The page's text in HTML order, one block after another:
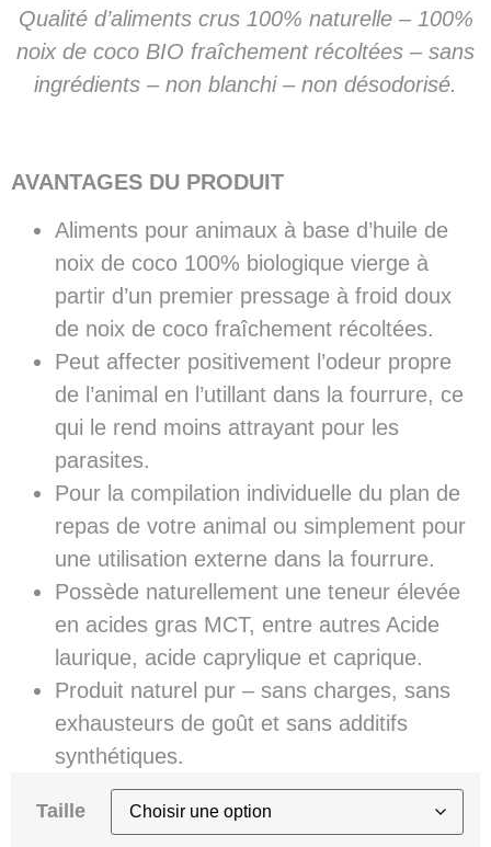
Qualité d’aliments crus 100% naturelle – 100%
noix de coco BIO fraîchement récoltées – sans
ingrédients – non blanchi – non désodorisé.
AVANTAGES DU PRODUIT
Aliments pour animaux à base d’huile de
noix de coco 100% biologique vierge à
partir d’un premier pressage à froid doux
de noix de coco fraîchement récoltées.
Peut affecter positivement l’odeur propre
de l’animal en l’utillant dans la fourrure, ce
qui le rend moins attrayant pour les
parasites.
Pour la compilation individuelle du plan de
repas de votre animal ou simplement pour
une utilisation externe dans la fourrure.
Possède naturellement une teneur élevée
en acides gras MCT, entre autres Acide
laurique, acide caprylique et caprique.
Produit naturel pur – sans charges, sans
exhausteurs de goût et sans additifs
synthétiques.
Taille